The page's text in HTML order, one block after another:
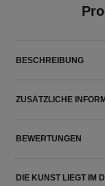
BESCHREIBUNG
ZUSÄTZLICHE
BEWERTUNGEN
DIE KUNST LIEGT IM